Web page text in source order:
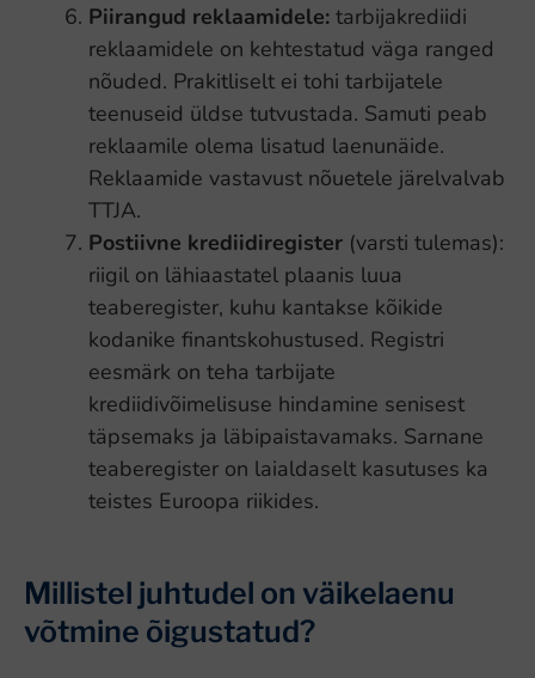
Piirangud reklaamidele: tarbijakrediidi
reklaamidele on kehtestatud väga ranged
nõuded. Prakitliselt ei tohi tarbijatele
teenuseid üldse tutvustada. Samuti peab
reklaamile olema lisatud laenunäide.
Reklaamide vastavust nõuetele järelvalvab
TTJA.
Postiivne krediidiregister (varsti tulemas):
riigil on lähiaastatel plaanis luua
teaberegister, kuhu kantakse kõikide
kodanike finantskohustused. Registri
eesmärk on teha tarbijate
krediidivõimelisuse hindamine senisest
täpsemaks ja läbipaistavamaks. Sarnane
teaberegister on laialdaselt kasutuses ka
teistes Euroopa riikides.
Millistel juhtudel on väikelaenu
võtmine õigustatud?